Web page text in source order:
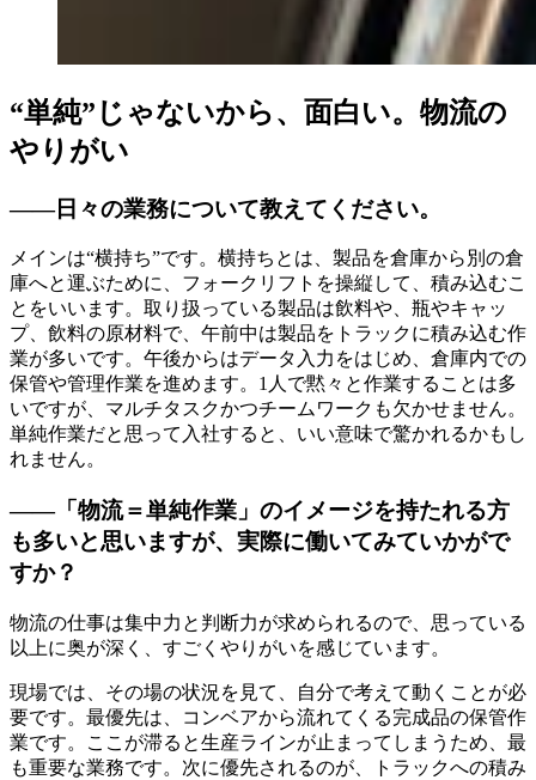
“単純”じゃないから、面白い。物流の
やりがい
――日々の業務について教えてください。
メインは“横持ち”です。横持ちとは、製品を倉庫から別の倉
庫へと運ぶために、フォークリフトを操縦して、積み込むこ
とをいいます。取り扱っている製品は飲料や、瓶やキャッ
プ、飲料の原材料で、午前中は製品をトラックに積み込む作
業が多いです。午後からはデータ入力をはじめ、倉庫内での
保管や管理作業を進めます。1人で黙々と作業することは多
いですが、マルチタスクかつチームワークも欠かせません。
単純作業だと思って入社すると、いい意味で驚かれるかもし
れません。
――「物流＝単純作業」のイメージを持たれる方
も多いと思いますが、実際に働いてみていかがで
すか？
物流の仕事は集中力と判断力が求められるので、思っている
以上に奥が深く、すごくやりがいを感じています。
現場では、その場の状況を見て、自分で考えて動くことが必
要です。最優先は、コンベアから流れてくる完成品の保管作
業です。ここが滞ると生産ラインが止まってしまうため、最
も重要な業務です。次に優先されるのが、トラックへの積み